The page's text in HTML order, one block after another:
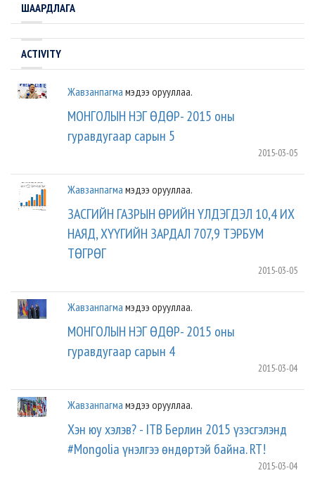
ШААРДЛАГА
ACTIVITY
Жавзанпагма мэдээ орууллаа.
МОНГОЛЫН НЭГ ӨДӨР- 2015 оны
гуравдугаар сарын 5
2015-03-05
Жавзанпагма мэдээ орууллаа.
ЗАСГИЙН ГАЗРЫН ӨРИЙН ҮЛДЭГДЭЛ 10,4 ИХ
НАЯД, ХҮҮГИЙН ЗАРДАЛ 707,9 ТЭРБУМ
ТӨГРӨГ
2015-03-05
Жавзанпагма мэдээ орууллаа.
МОНГОЛЫН НЭГ ӨДӨР- 2015 оны
гуравдугаар сарын 4
2015-03-04
Жавзанпагма мэдээ орууллаа.
Хэн юу хэлэв? - ITB Берлин 2015 үзэсгэлэнд
#Mongolia үнэлгээ өндөртэй байна. RT!
2015-03-04